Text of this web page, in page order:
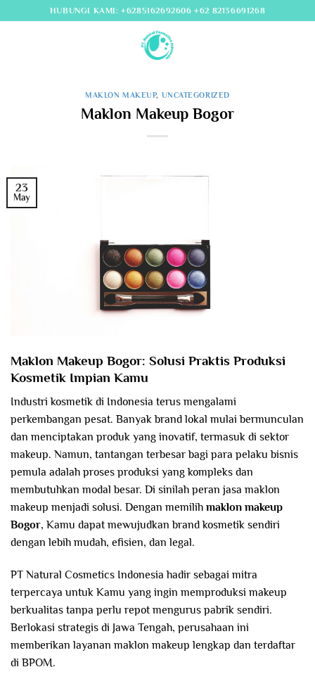
to
HUBUNGI KAMI: +6285162692606 +62 82136691268
MAKLON MAKEUP, UNCATEGORIZED
Maklon Makeup Bogor
23
May
Maklon Makeup Bogor: Solusi Praktis Produksi
Kosmetik Impian Kamu
Industri kosmetik di Indonesia terus mengalami
perkembangan pesat. Banyak brand lokal mulai bermunculan
dan menciptakan produk yang inovatif, termasuk di sektor
makeup. Namun, tantangan terbesar bagi para pelaku bisnis
pemula adalah proses produksi yang kompleks dan
membutuhkan modal besar. Di sinilah peran jasa maklon
makeup menjadi solusi. Dengan memilih maklon makeup
Bogor, Kamu dapat mewujudkan brand kosmetik sendiri
dengan lebih mudah, efisien, dan legal.
PT Natural Cosmetics Indonesia hadir sebagai mitra
terpercaya untuk Kamu yang ingin memproduksi makeup
berkualitas tanpa perlu repot mengurus pabrik sendiri.
Berlokasi strategis di Jawa Tengah, perusahaan ini
memberikan layanan maklon makeup lengkap dan terdaftar
di BPOM.